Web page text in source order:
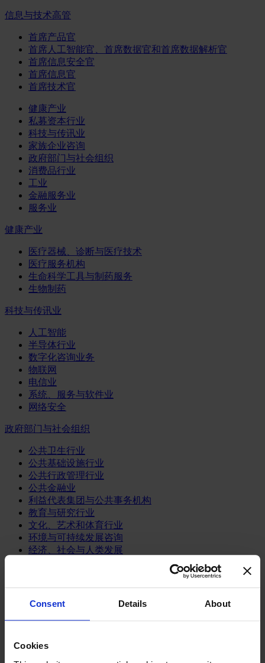
Consent Details About
Cookies
信息与技术高管
首席产品官
首席人工智能官、首席数据官和首席数据解析官
首席信息安全官
首席信息官
首席技术官
健康产业
私募资本行业
科技与传讯业
家族企业咨询
政府部门与社会组织
消费品行业
工业
金融服务业
服务业
健康产业
医疗器械、诊断与医疗技术
医疗服务机构
生命科学工具与制药服务
生物制药
科技与传讯业
人工智能
半导体行业
数字化咨询业务
物联网
电信业
系统、服务与软件业
网络安全
政府部门与社会组织
公共卫生行业
公共基础设施行业
公共行政管理行业
公共金融业
利益代表集团与公共事务机构
教育与研究行业
文化、艺术和体育行业
环境与可持续发展咨询
经济、社会与人类发展
媒体和娱乐业
消费品
餐饮、旅游与酒店业